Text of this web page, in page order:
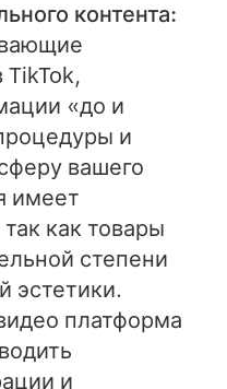
контента:
TikTok,
«до и
и
вашего
имеет
как товары
степени
эстетики.
платформа
и